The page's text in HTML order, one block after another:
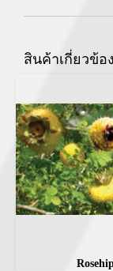
สินค้าเกี่ยวข้อง